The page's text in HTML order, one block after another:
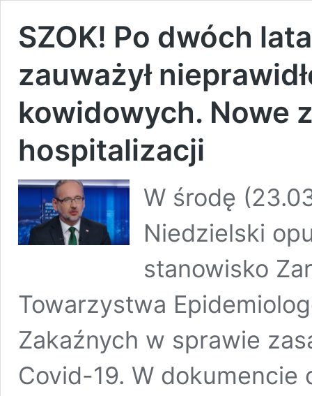
SZOK! Po dwóch
zauważył
kowidowych. Nowe
hospitalizacji
W środę
Niedzielski
stanowisko
Towarzystwa
Zakaźnych w sprawie
Covid-19. W dokumencie